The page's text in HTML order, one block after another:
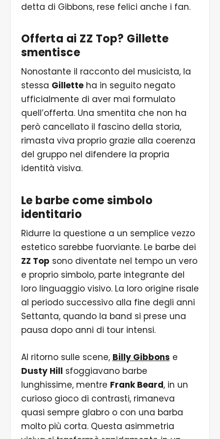
detta di Gibbons, rese felici anche i fan.
Offerta ai ZZ Top? Gillette
smentisce
Nonostante il racconto del musicista, la
stessa Gilletteha in seguito negato
ufficialmente di aver mai formulato
quell’offerta. Una smentita che non ha
però cancellato il fascino della storia,
rimasta viva proprio grazie alla coerenza
del gruppo nel difendere la propria
identità visiva.
Le barbe come simbolo
identitario
Ridurre la questione a un semplice vezzo
estetico sarebbe fuorviante. Le barbe dei
ZZ Top sono diventate nel tempo un vero
e proprio simbolo, parte integrante del
loro linguaggio visivo. La loro origine risale
al periodo successivo alla fine degli anni
Settanta, quando la band si prese una
pausa dopo anni di tour intensi.
Al ritorno sulle scene, Billy Gibbons e
Dusty Hill sfoggiavano barbe
lunghissime, mentre Frank Beard, in un
curioso gioco di contrasti, rimaneva
quasi sempre glabro o con una barba
molto più corta. Questa asimmetria